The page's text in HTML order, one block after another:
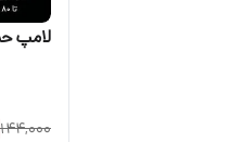
لامپ حبابی ۱۲ وات
144,000